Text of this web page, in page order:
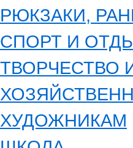
РЮКЗАКИ,
СПОРТ И
ТВОРЧЕСТВО
ХУДОЖНИКАМ